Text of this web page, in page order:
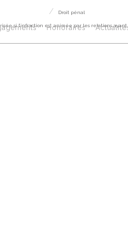
Honoraires​
Droit pénal
si l’infraction est animée par les relations
de